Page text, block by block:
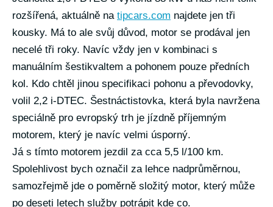
rozšířená, aktuálně na tipcars.com najdete jen tři
kousky. Má to ale svůj důvod, motor se prodával jen
necelé tři roky. Navíc vždy jen v kombinaci s
manuálním šestikvaltem a pohonem pouze předních
kol. Kdo chtěl jinou specifikaci pohonu a převodovky,
volil 2,2 i-DTEC. Šestnáctistovka, která byla navržena
speciálně pro evropský trh je jízdně příjemným
motorem, který je navíc velmi úsporný.
Já s tímto motorem jezdil za cca 5,5 l/100 km.
Spolehlivost bych označil za lehce nadprůměrnou,
samozřejmě jde o poměrně složitý motor, který může
po deseti letech služby potrápit kde co.